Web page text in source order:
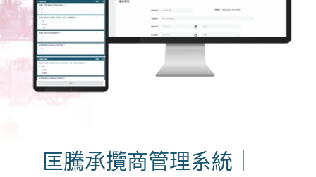
匡騰承攬商管理系統｜